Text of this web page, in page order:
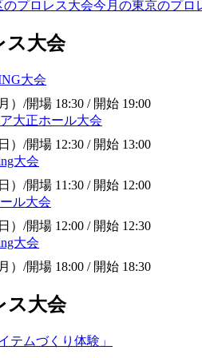
のプロレス大会今月の東京のプロ
ス大会
大会
） /開場 18:30 / 開始 19:00
大正ホール大会
） /開場 12:30 / 開始 13:00
大会
） /開場 11:30 / 開始 12:00
ル大会
） /開場 12:00 / 開始 12:30
大会
） /開場 18:00 / 開始 18:30
ス大会
テムづくり体験」